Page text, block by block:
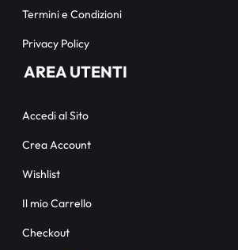
Termini e Condizioni
Privacy Policy
AREA UTENTI
Accedi al Sito
Crea Account
Wishlist
Il mio Carrello
Checkout